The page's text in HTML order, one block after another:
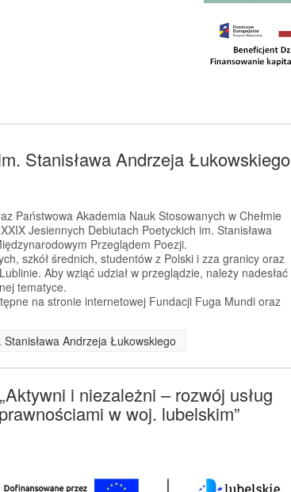
Stanisława Andrzeja Łukowskiego
Państwowa Akademia Nauk Stosowanych w Chełmie
Jesiennych Debiutach Poetyckich im. Stanisława
Przeglądem Poezji.
szkół średnich, studentów z Polski i zza granicy oraz
Aby wziąć udział w przeglądzie, należy nadesłać
tematyce.
na stronie internetowej Fundacji Fuga Mundi oraz
Andrzeja Łukowskiego
i niezależni – rozwój usług
w woj. lubelskim”